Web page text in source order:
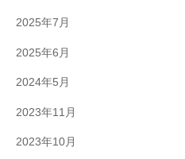
2025年7月
2025年6月
2024年5月
2023年11月
2023年10月